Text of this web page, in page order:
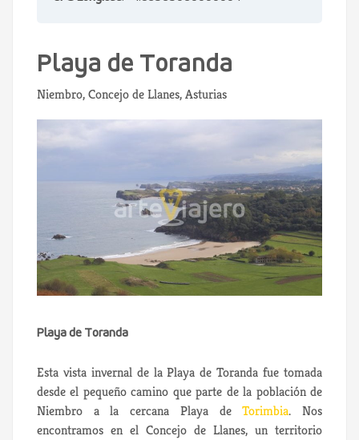
Playa de Toranda
Niembro, Concejo de Llanes, Asturias
Playa de Toranda
Esta vista invernal de la Playa de Toranda fue tomada
desde el pequeño camino que parte de la población de
Niembro a la cercana Playa deTorimbia. Nos
encontramos en el Concejo de Llanes, un territorio